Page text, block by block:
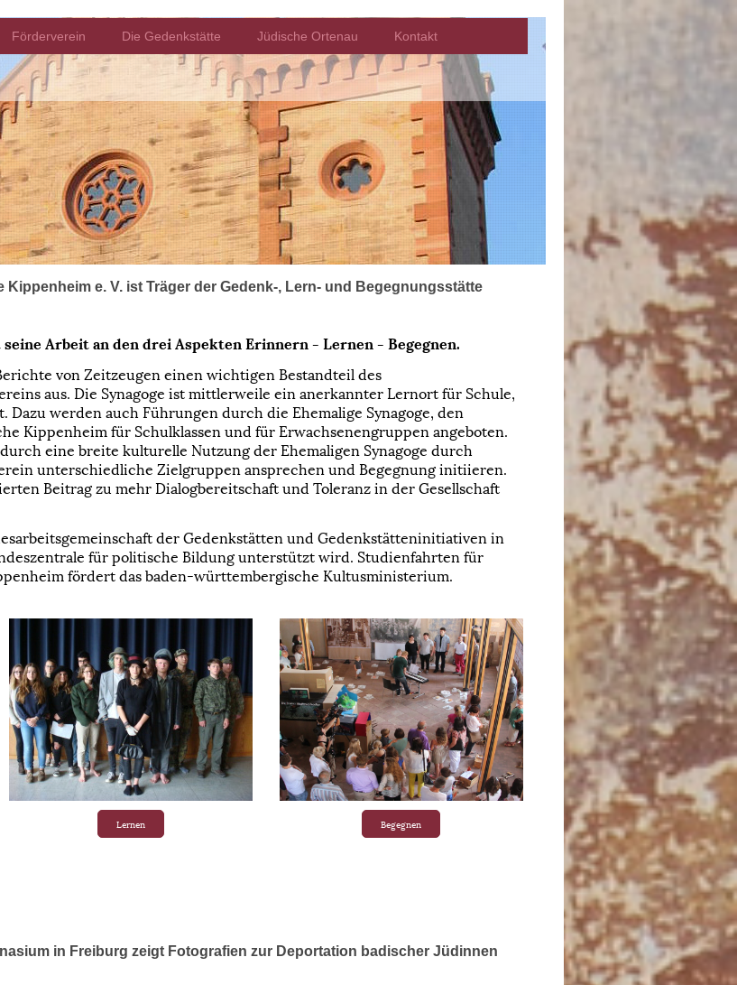
Förderverein Die Gedenkstätte Jüdische Ortenau Kontakt
Kippenheim e. V. ist Träger der Gedenk-, Lern- und Begegnungsstätte
Arbeit an den drei Aspekten Erinnern - Lernen - Begegnen.
von Zeitzeugen einen wichtigen Bestandteil des
aus. Die Synagoge ist mittlerweile ein anerkannter Lernort für Schule,
werden auch Führungen durch die Ehemalige Synagoge, den
Kippenheim für Schulklassen und für Erwachsenengruppen angeboten.
eine breite kulturelle Nutzung der Ehemaligen Synagoge durch
unterschiedliche Zielgruppen ansprechen und Begegnung initiieren.
Beitrag zu mehr Dialogbereitschaft und Toleranz in der Gesellschaft
der Gedenkstätten und Gedenkstätteninitiativen in
für politische Bildung unterstützt wird. Studienfahrten für
fördert das baden-württembergische Kultusministerium.
Lernen Begegnen
in Freiburg zeigt Fotografien zur Deportation badischer Jüdinnen